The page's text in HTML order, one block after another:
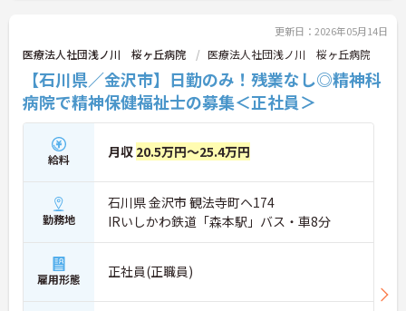
更新日：2026年05月14日
医療法人社団浅ノ川 桜ヶ丘病院 医療法人社団浅ノ川 桜ヶ丘病院
【石川県／金沢市】日勤のみ！残業なし◎精神科
病院で精神保健福祉士の募集＜正社員＞
給料 月収 20.5万円～25.4万円
勤務地
石川県 金沢市 観法寺町ヘ174
IRいしかわ鉄道「森本駅」バス・車8分
雇用形態 正社員(正職員)